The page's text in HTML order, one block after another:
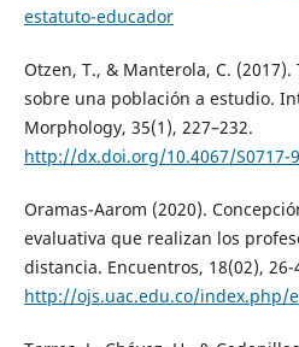
estatuto-educador
Otzen, T., & Manterola, C.
sobre una población a estudio.
Morphology, 35(1), 227–232.
http://dx.doi.org/10.4067/S0717-
Oramas-Aarom (2020).
evaluativa que realizan los
distancia. Encuentros, 18(02), 26-
http://ojs.uac.edu.co/index.php/